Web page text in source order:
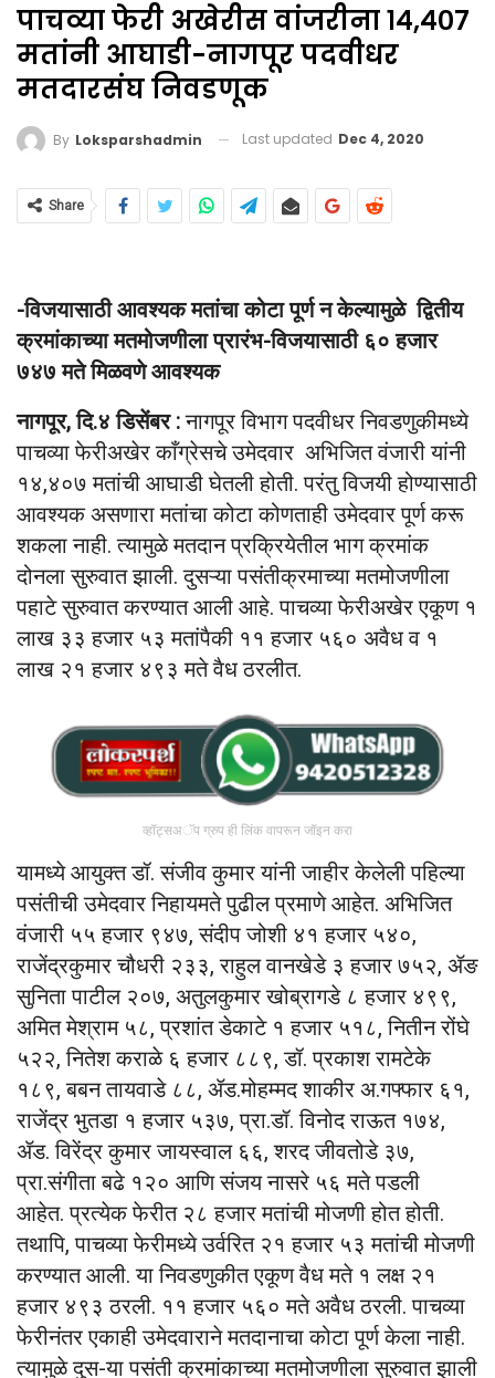
पाचव्या फेरी अखेरीस वांजरीना १४,४०७
मतांनी आघाडी-नागपूर पदवीधर
मतदारसंघ निवडणूक
By Loksparshadmin Last updated Dec 4, 2020
Share
-विजयासाठी आवश्यक मतांचा कोटा पूर्ण न केल्यामुळे द्वितीय
क्रमांकाच्या मतमोजणीला प्रारंभ-विजयासाठी ६० हजार
७४७ मते मिळवणे आवश्यक
नागपूर, दि.४ डिसेंबर :नागपूर विभाग पदवीधर निवडणुकीमध्ये
पाचव्या फेरीअखेर काँग्रेसचे उमेदवार अभिजित वंजारी यांनी
१४,४०७ मतांची आघाडी घेतली होती. परंतु विजयी होण्यासाठी
आवश्यक असणारा मतांचा कोटा कोणताही उमेदवार पूर्ण करू
शकला नाही. त्यामुळे मतदान प्रक्रियेतील भाग क्रमांक
दोनला सुरुवात झाली. दुसऱ्या पसंतीक्रमाच्या मतमोजणीला
पहाटे सुरुवात करण्यात आली आहे. पाचव्या फेरीअखेर एकूण १
लाख ३३ हजार ५३ मतांपैकी ११ हजार ५६० अवैध व १
लाख २१ हजार ४९३ मते वैध ठरलीत.
व्हॉट्सअॅप ग्रुप ही लिंक वापरून जॉइन करा
यामध्ये आयुक्त डॉ. संजीव कुमार यांनी जाहीर केलेली पहिल्या
पसंतीची उमेदवार निहायमते पुढील प्रमाणे आहेत. अभिजित
वंजारी ५५ हजार ९४७, संदीप जोशी ४१ हजार ५४०,
राजेंद्रकुमार चौधरी २३३, राहुल वानखेडे ३ हजार ७५२, ॲङ
सुनिता पाटील २०७, अतुलकुमार खोब्रागडे ८ हजार ४९९,
अमित मेश्राम ५८, प्रशांत डेकाटे १ हजार ५१८, नितीन रोंघे
५२२, नितेश कराळे ६ हजार ८८९, डॉ. प्रकाश रामटेके
१८९, बबन तायवाडे ८८, ॲड.मोहम्मद शाकीर अ.गफ्फार ६१,
राजेंद्र भुतडा १ हजार ५३७, प्रा.डॉ. विनोद राऊत १७४,
ॲड. विरेंद्र कुमार जायस्वाल ६६, शरद जीवतोडे ३७,
प्रा.संगीता बढे १२० आणि संजय नासरे ५६ मते पडली
आहेत. प्रत्येक फेरीत २८ हजार मतांची मोजणी होत होती.
तथापि, पाचव्या फेरीमध्ये उर्वरित २१ हजार ५३ मतांची मोजणी
करण्यात आली. या निवडणुकीत एकूण वैध मते १ लक्ष २१
हजार ४९३ ठरली. ११ हजार ५६० मते अवैध ठरली. पाचव्या
फेरीनंतर एकाही उमेदवाराने मतदानाचा कोटा पूर्ण केला नाही.
त्यामुळे दुस-या पसंती क्रमांकाच्या मतमोजणीला सुरुवात झाली